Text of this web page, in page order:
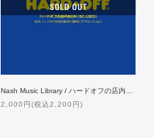
Nash Music Library / ハードオフの店内BGM (SC-1903) [7inch]
2,000円(税込2,200円)